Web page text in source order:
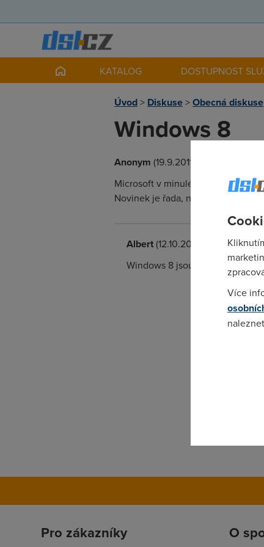
KATALOG DOSTUPNOST
Úvod> Diskuse>Obecná diskuse
Windows 8
Anonym (19.9.2011 00:00:00)
Microsoft v minulém týdnu na
Novinek je řada, nejviditelnější je
Albert(12.10.2011 15:59:03)
Windows 8 jsou průser - viz
Pro zákazníky O
Více